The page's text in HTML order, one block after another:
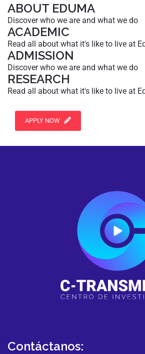
ABOUT EDUMA
Discover who we are and what we do
ACADEMIC
Read all about what it's like to live at
ADMISSION
Discover who we are and what we do
RESEARCH
Read all about what it's like to live at
APPLY NOW
Contáctanos: